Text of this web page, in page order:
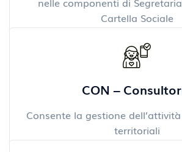
Cartella Sociale
CON –
Consente la gestione
territoriali